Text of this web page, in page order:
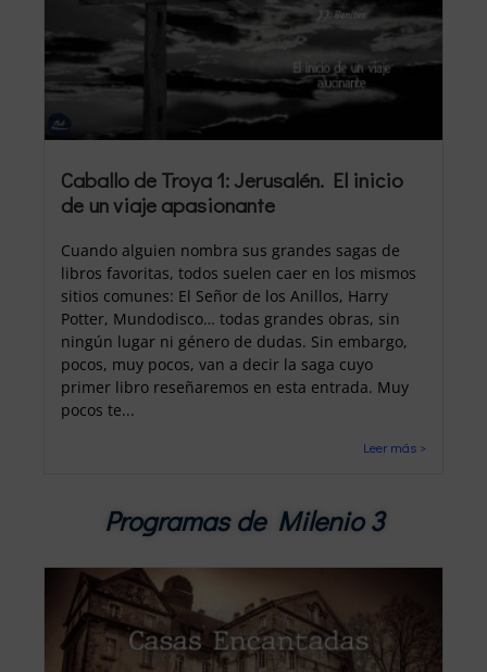
Caballo de Troya 1: Jerusalén. El inicio
de un viaje apasionante
Cuando alguien nombra sus grandes sagas de
libros favoritas, todos suelen caer en los mismos
sitios comunes: El Señor de los Anillos, Harry
Potter, Mundodisco… todas grandes obras, sin
ningún lugar ni género de dudas. Sin embargo,
pocos, muy pocos, van a decir la saga cuyo
primer libro reseñaremos en esta entrada. Muy
pocos te...
Leer más >
Programas de Milenio 3